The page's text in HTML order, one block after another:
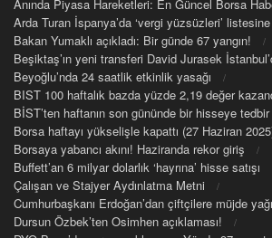
Anında Piyasa Hareketleri: En Güncel Borsa
Arda Turan İspanya’da ‘vergi yüzsüzleri’
Bakan Yumaklı açıkladı: Bir günde 67 yangın!
Beşiktaş’ın yeni transferi David Jurasek
Beyoğlu’nda 24 saatlik etkinlik yasağı
BIST 100 haftalık bazda yüzde 2,19 değer
BİST’ten haftanın son gününde bir hisseye tedbir
Borsa haftayı yükselişle kapattı (27 Haziran
Borsaya yabancı akını! Haziranda rekor giriş
Buffett’an 6 milyar dolarlık ‘hayrına’ hisse satışı
Çalışan ve Stajyer Aydınlatma Metni
Cumhurbaşkanı Erdoğan’dan çiftçilere müjde
Dursun Özbek’ten Osimhen açıklaması!